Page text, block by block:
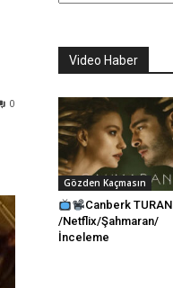
0
Video Haber
Gözden Kaçmasın
Canberk TURAN
/Netflix/Şahmaran/
İnceleme